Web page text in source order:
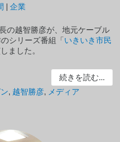
|企業
の越智勝彦が、地元ケーブル
シリーズ番組「 いきいき市民
ました。
続きを読む...
, 越智勝彦, メディア